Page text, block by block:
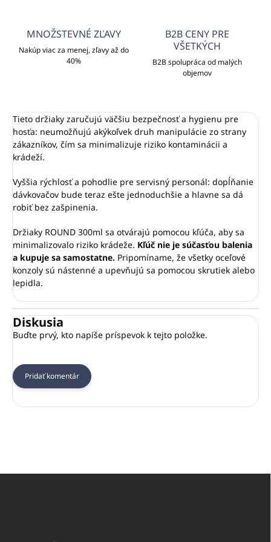
MNOŽSTEVNÉ ZĽAVY
Nakúp viac za menej, zľavy až do
40%
B2B CENY PRE
VŠETKÝCH
B2B spolupráca od malých
objemov
Tieto držiaky zaručujú väčšiu bezpečnosť a hygienu pre
hosťa: neumožňujú akýkoľvek druh manipulácie zo strany
zákazníkov, čím sa minimalizuje riziko kontaminácii a
krádeží.
Vyššia rýchlosť a pohodlie pre servisný personál: dopĺňanie
dávkovačov bude teraz ešte jednoduchšie a hlavne sa dá
robiť bez zašpinenia.
Držiaky ROUND 300ml sa otvárajú pomocou kľúča, aby sa
minimalizovalo riziko krádeže. Kľúč nie je súčasťou balenia
a kupuje sa samostatne. Pripomíname, že všetky oceľové
konzoly sú nástenné a upevňujú sa pomocou skrutiek alebo
lepidla.
Diskusia
Buďte prvý, kto napíše príspevok k tejto položke.
Pridať komentár